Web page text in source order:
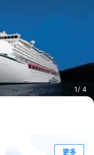
1/ 4
更多